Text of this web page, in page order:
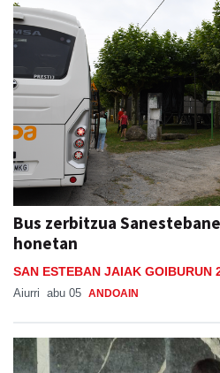
Bus zerbitzua
honetan
SAN ESTEBAN JAIAK GOIBURUN
Aiurri abu 05 ANDOAIN